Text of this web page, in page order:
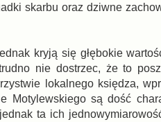
skarbu oraz dziwne
kryją się głębokie
nie dostrzec, że to
lokalnego księdza,
Motylewskiego są dość
ta ich